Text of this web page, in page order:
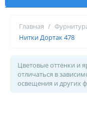
Главная /
Нитки Дортак 478
Цветовые оттенки и
отличаться в
освещения и других